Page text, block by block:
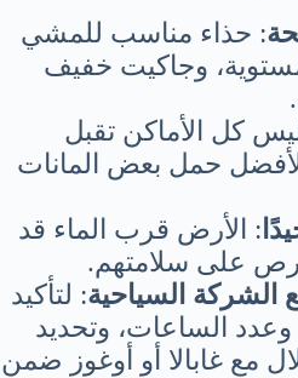
: حذاء مناسب للمشي
وجاكيت خفيف
كل الأماكن تقبل
حمل بعض المانات
: الأرض قرب الماء قد
على سلامتهم.
الشركة السياحية: لتأكيد
وعدد الساعات، وتحديد
مع غابالا أو أوغوز ضمن